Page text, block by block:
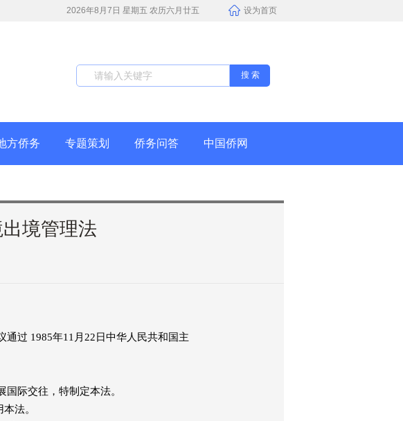
设为首页
2026年8月7日 星期五 农历六月廿五
搜 索
方侨务 专题策划 侨务问答 中国侨网
境管理法
过 1985年11月22日中华人民共和国主
际交往，特制定本法。
法。